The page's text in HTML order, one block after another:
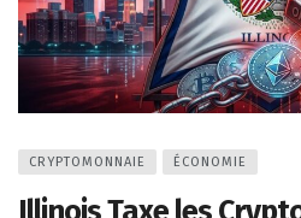
CRYPTOMONNAIE ÉCONOMIE